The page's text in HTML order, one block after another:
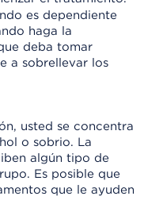
es dependiente
haga la
deba tomar
a sobrellevar los
usted se concentra
o sobrio. La
algún tipo de
Es posible que
que le ayuden